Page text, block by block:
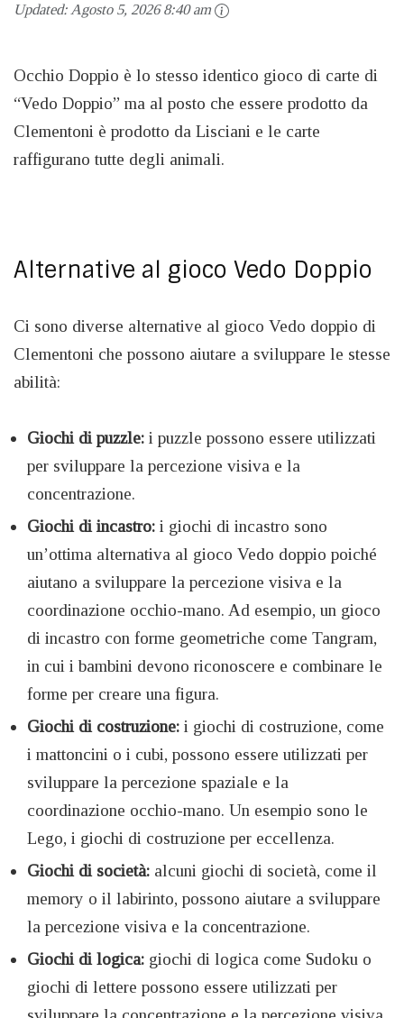
Updated:Agosto 5, 2026 8:40 am
Occhio Doppio è lo stesso identico gioco di carte di
“Vedo Doppio” ma al posto che essere prodotto da
Clementoni è prodotto da Lisciani e le carte
raffigurano tutte degli animali.
Alternative al gioco Vedo Doppio
Ci sono diverse alternative al gioco Vedo doppio di
Clementoni che possono aiutare a sviluppare le stesse
abilità:
Giochi di puzzle: i puzzle possono essere utilizzati
per sviluppare la percezione visiva e la
concentrazione.
Giochi di incastro: i giochi di incastro sono
un’ottima alternativa al gioco Vedo doppio poiché
aiutano a sviluppare la percezione visiva e la
coordinazione occhio-mano. Ad esempio, un gioco
di incastro con forme geometriche come Tangram,
in cui i bambini devono riconoscere e combinare le
forme per creare una figura.
Giochi di costruzione: i giochi di costruzione, come
i mattoncini o i cubi, possono essere utilizzati per
sviluppare la percezione spaziale e la
coordinazione occhio-mano. Un esempio sono le
Lego, i giochi di costruzione per eccellenza.
Giochi di società: alcuni giochi di società, come il
memory o il labirinto, possono aiutare a sviluppare
la percezione visiva e la concentrazione.
Giochi di logica: giochi di logica come Sudoku o
giochi di lettere possono essere utilizzati per